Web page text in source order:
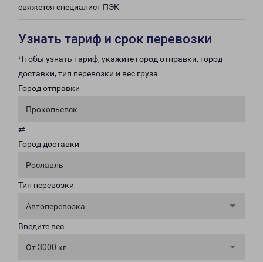
свяжется специалист ПЭК.
Узнать тариф и срок перевозки
Чтобы узнать тариф, укажите город отправки, город
доставки, тип перевозки и вес груза.
Город отправки
Прокопьевск
⇄
Город доставки
Рославль
Тип перевозки
Автоперевозка
Введите вес
От 3000 кг